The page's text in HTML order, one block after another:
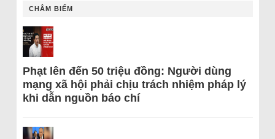
CHÂM BIẾM
Phạt lên đến 50 triệu đồng: Người dùng
mạng xã hội phải chịu trách nhiệm pháp lý
khi dẫn nguồn báo chí